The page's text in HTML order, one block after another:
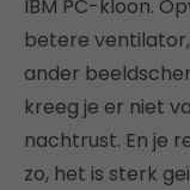
IBM PC-kloon.
betere
ander
kreeg je er niet
nachtrust. En je
zo, het is sterk